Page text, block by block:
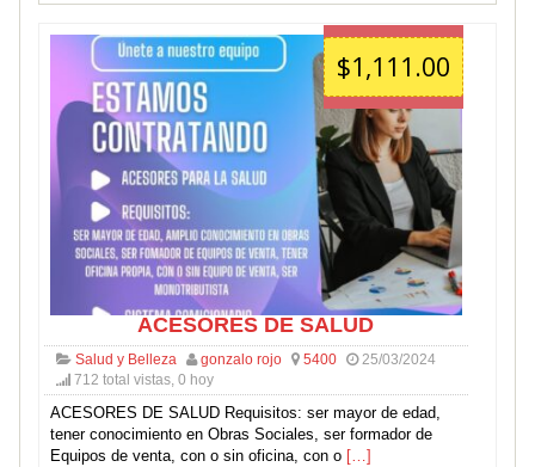
$1,111.00
ACESORES DE SALUD
Salud y Belleza gonzalo rojo 5400
25/03/2024
712 total vistas, 0 hoy
ACESORES DE SALUD Requisitos: ser mayor de edad,
tener conocimiento en Obras Sociales, ser formador de
Equipos de venta, con o sin oficina, con o […]